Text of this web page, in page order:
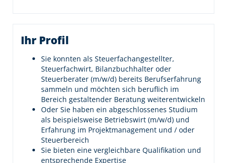
Ihr Profil
Sie konnten als Steuerfachangestellter,
Steuerfachwirt, Bilanzbuchhalter oder
Steuerberater (m/w/d) bereits Berufserfahrung
sammeln und möchten sich beruflich im
Bereich gestaltender Beratung weiterentwickeln
Oder Sie haben ein abgeschlossenes Studium
als beispielsweise Betriebswirt (m/w/d) und
Erfahrung im Projektmanagement und / oder
Steuerbereich
Sie bieten eine vergleichbare Qualifikation und
entsprechende Expertise